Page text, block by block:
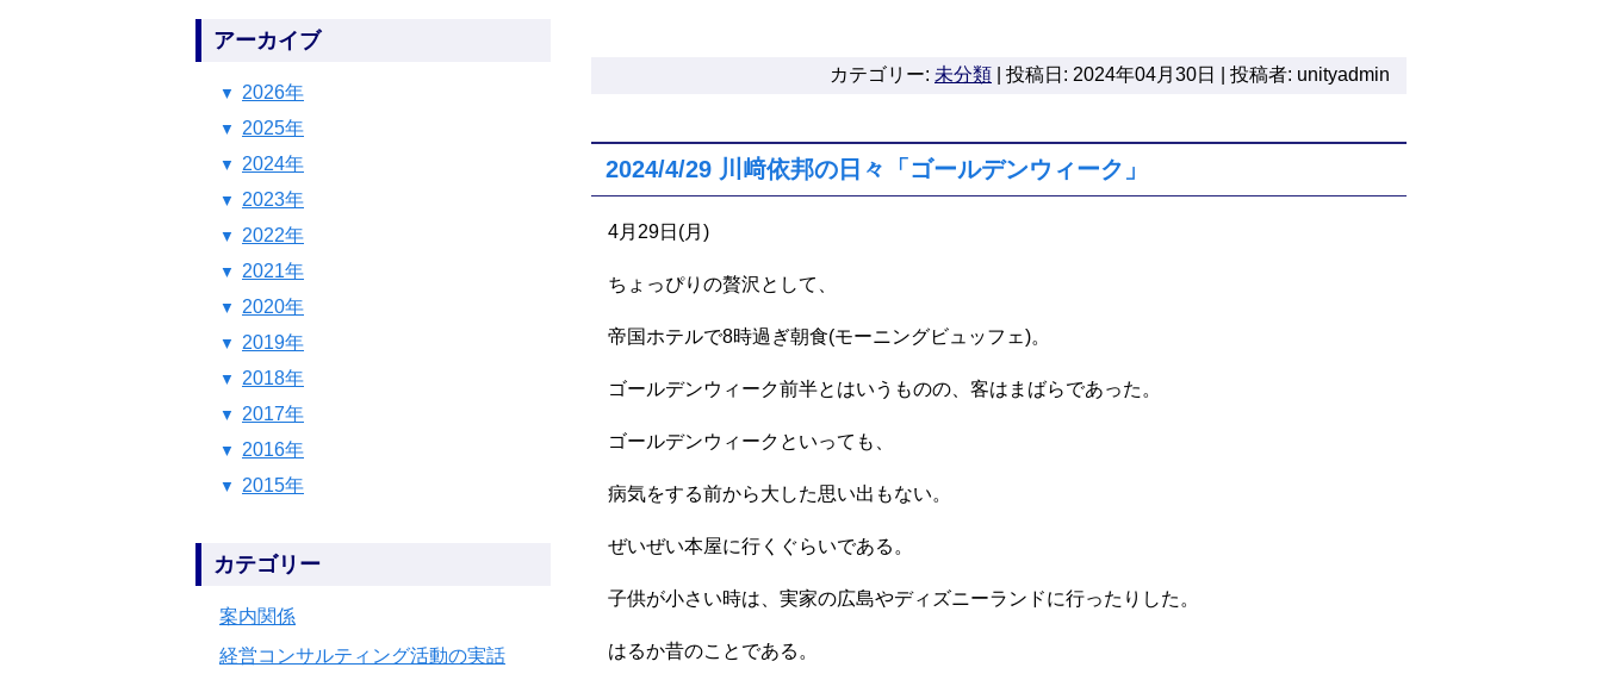
カテゴリー: 未分類 投稿日: 2024年04月30日 | 投稿者: unityadmin
2024/4/29 川﨑依邦の日々「ゴールデンウィーク」
4月29日(月)
ちょっぴりの贅沢として、
帝国ホテルで8時過ぎ朝食(モーニングビュッフェ)。
ゴールデンウィーク前半とはいうものの、客はまばらであった。
ゴールデンウィークといっても、
病気をする前から大した思い出もない。
ぜいぜい本屋に行くぐらいである。
子供が小さい時は、実家の広島やディズニーランドに行ったりした。
はるか昔のことである。
アーカイブ
2026年
2025年
2024年
2023年
2022年
2021年
2020年
2019年
2018年
2017年
2016年
2015年
カテゴリー
案内関係
経営コンサルティング活動の実話